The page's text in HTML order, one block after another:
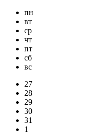
пн
вт
ср
чт
пт
сб
вс
27
28
29
30
31
1